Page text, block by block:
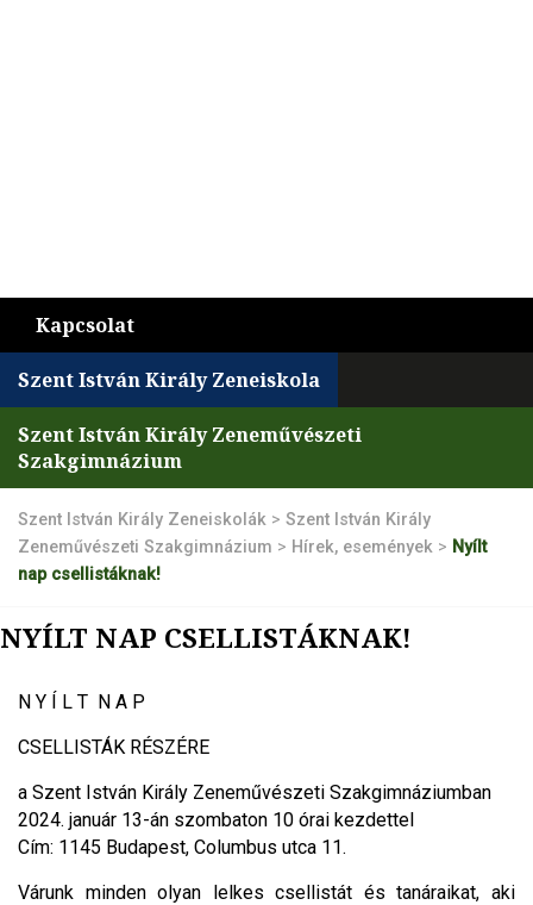
Kapcsolat
Szent István Király Zeneiskola
Szent István Király Zeneművészeti
Szakgimnázium
Szent István Király Zeneiskolák > Szent István Király
Zeneművészeti Szakgimnázium > Hírek, események > Nyílt
nap csellistáknak!
NYÍLT NAP CSELLISTÁKNAK!
N Y Í L T N A P
CSELLISTÁK RÉSZÉRE
a Szent István Király Zeneművészeti Szakgimnáziumban
2024. január 13-án szombaton 10 órai kezdettel
Cím: 1145 Budapest, Columbus utca 11.
Várunk minden olyan lelkes csellistát és tanáraikat, aki